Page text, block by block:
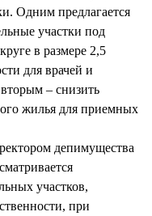
Одним предлагается
участки под
в размере 2,5
для врачей и
– снизить
жилья для приемных
депимущества
участков,
при